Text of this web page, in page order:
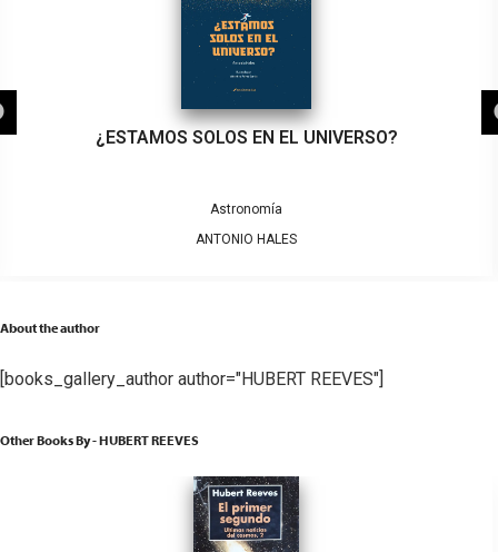
¿ESTAMOS SOLOS EN EL UNIVERSO?
Astronomía
ANTONIO HALES
About the author
[books_gallery_author author="HUBERT REEVES"]
Other Books By - HUBERT REEVES